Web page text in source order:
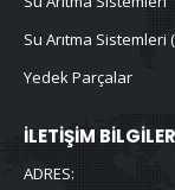
Su Arıtma Sistemleri
Yedek Parçalar
İLETIŞIM
ADRES: